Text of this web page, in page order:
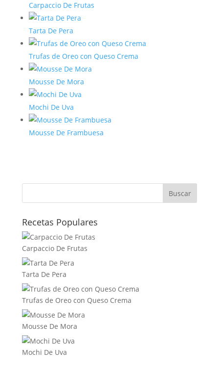
Carpaccio De Frutas
Tarta De Pera
Trufas de Oreo con Queso Crema
Mousse De Mora
Mochi De Uva
Mousse De Frambuesa
Buscar
Recetas Populares
Carpaccio De Frutas
Tarta De Pera
Trufas de Oreo con Queso Crema
Mousse De Mora
Mochi De Uva